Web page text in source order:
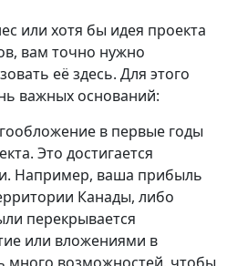
или хотя бы идея проекта
вам точно нужно
её здесь. Для этого
важных оснований:
в первые годы
Это достигается
Например, ваша прибыль
Канады, либо
перекрывается
или вложениями в